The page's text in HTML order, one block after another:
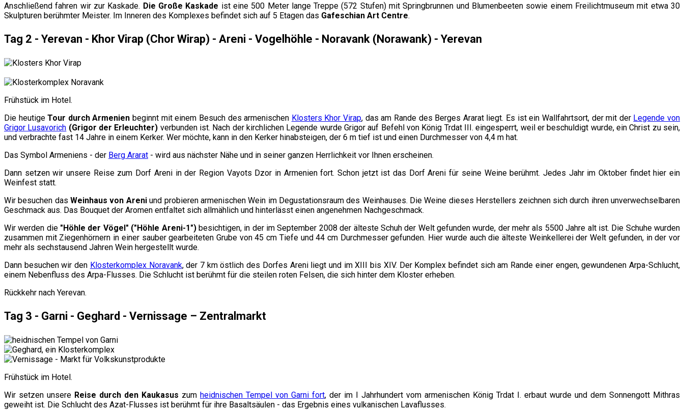
Anschließend fahren wir zur Kaskade. Die Große Kaskade ist eine 500 Meter lange Treppe (572 Stufen) mit Springbrunnen und Blumenbeeten sowie einem Freilichtmuseum mit etwa 30
Skulpturen berühmter Meister. Im Inneren des Komplexes befindet sich auf 5 Etagen das Gafeschian Art Centre.
Tag 2 - Yerevan - Khor Virap (Chor Wirap) - Areni - Vogelhöhle - Noravank (Norawank) - Yerevan
Frühstück im Hotel.
Die heutigeTour durch Armenien beginnt mit einem Besuch des armenischen Klosters Khor Virap, das am Rande des Berges Ararat liegt. Es ist ein Wallfahrtsort, der mit der Legende von
Grigor Lusavorich (Grigor der Erleuchter) verbunden ist. Nach der kirchlichen Legende wurde Grigor auf Befehl von König Trdat III. eingesperrt, weil er beschuldigt wurde, ein Christ zu sein,
und verbrachte fast 14 Jahre in einem Kerker. Wer möchte, kann in den Kerker hinabsteigen, der 6 m tief ist und einen Durchmesser von 4,4 m hat.
Das Symbol Armeniens - der Berg Ararat - wird aus nächster Nähe und in seiner ganzen Herrlichkeit vor Ihnen erscheinen.
Dann setzen wir unsere Reise zum Dorf Areni in der Region Vayots Dzor in Armenien fort. Schon jetzt ist das Dorf Areni für seine Weine berühmt. Jedes Jahr im Oktober findet hier ein
Weinfest statt.
Wir besuchen dasWeinhaus von Areniund probieren armenischen Wein im Degustationsraum des Weinhauses. Die Weine dieses Herstellers zeichnen sich durch ihren unverwechselbaren
Geschmack aus. Das Bouquet der Aromen entfaltet sich allmählich und hinterlässt einen angenehmen Nachgeschmack.
Wir werden die "Höhle der Vögel" ("Höhle Areni-1")besichtigen, in der im September 2008 der älteste Schuh der Welt gefunden wurde, der mehr als 5500 Jahre alt ist. Die Schuhe wurden
zusammen mit Ziegenhörnern in einer sauber gearbeiteten Grube von 45 cm Tiefe und 44 cm Durchmesser gefunden. Hier wurde auch die älteste Weinkellerei der Welt gefunden, in der vor
mehr als sechstausend Jahren Wein hergestellt wurde.
Dann besuchen wir den Klosterkomplex Noravank, der 7 km östlich des Dorfes Areni liegt und im XIII bis XIV. Der Komplex befindet sich am Rande einer engen, gewundenen Arpa-Schlucht,
einem Nebenfluss des Arpa-Flusses. Die Schlucht ist berühmt für die steilen roten Felsen, die sich hinter dem Kloster erheben.
Rückkehr nach Yerevan.
Tag 3 - Garni - Geghard - Vernissage – Zentralmarkt
Frühstück im Hotel.
Wir setzen unsere Reise durch den Kaukasus zum heidnischen Tempel von Garni fort, der im I Jahrhundert vom armenischen König Trdat I. erbaut wurde und dem Sonnengott Mithras
geweiht ist. Die Schlucht des Azat-Flusses ist berühmt für ihre Basaltsäulen - das Ergebnis eines vulkanischen Lavaflusses.